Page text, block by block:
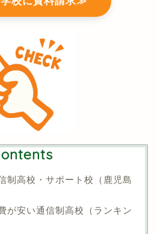
制高校・サポート校（鹿児島
が安い通信制高校（ランキン